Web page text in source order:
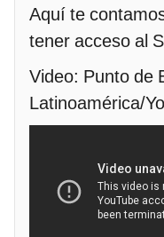
Aquí te
tener acceso al
Video: Punto de
Latinoamérica/